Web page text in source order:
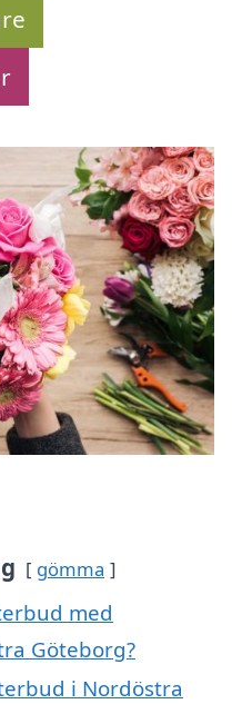
gömma
med
Göteborg?
i Nordöstra